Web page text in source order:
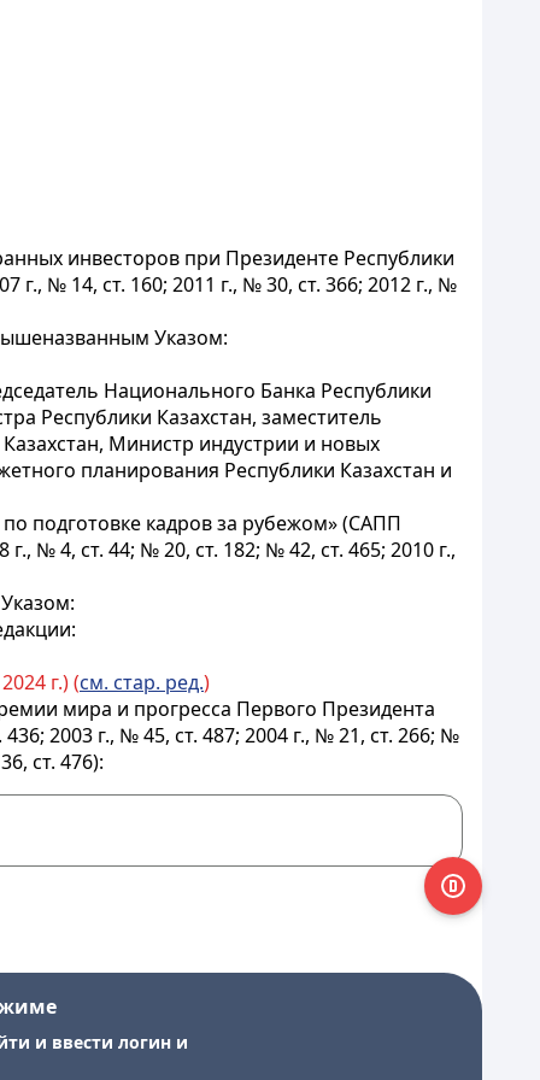
инвесторов при Президенте Республики
г., № 14, ст. 160; 2011 г., № 30, ст. 366; 2012 г., №
Указом:
Национального Банка Республики
Республики Казахстан, заместитель
Министр индустрии и новых
планирования Республики Казахстан и
подготовке кадров за рубежом» (САПП
№ 4, ст. 44; № 20, ст. 182; № 42, ст. 465; 2010 г.,
г.) (см. стар. ред.)
мира и прогресса Первого Президента
2003 г., № 45, ст. 487; 2004 г., № 21, ст. 266; №
ст. 476):
и ввести логин и